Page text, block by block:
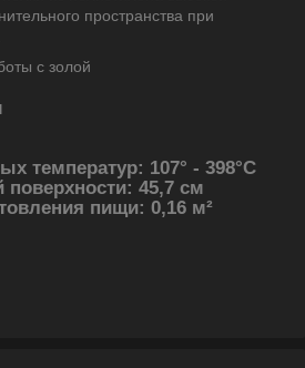
пространства при
с золой
температур: 107° - 398°C
45,7 см
пищи: 0,16 м²